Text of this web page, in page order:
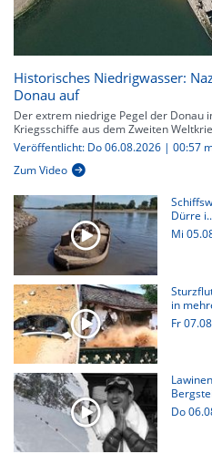
Historisches Niedrigwasser:
Donau auf
Der extrem niedrige Pegel der Donau
Kriegsschiffe aus dem Zweiten
Veröffentlicht: Do 06.08.2026 | 00:57
Zum Video
Dürre
Mi
in
Fr
Do